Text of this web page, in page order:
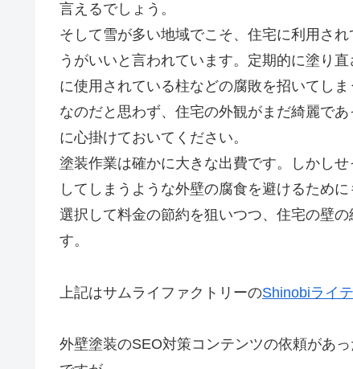
言えるでしょう。
そして雪が多い地域でこそ、住宅に利用さ
うがいいと言われています。定期的に塗り
に使用されている柱などの腐敗を招いてし
なのだと思わず、住宅の外観がまだ綺麗で
に心掛けておいてください。
塗装作業は確かに大きな出費です。しかし
してしまうような外壁の腐食を避けるため
選択して料金の節約を狙いつつ、住宅の壁
す。
上記はサムライファクトリーのShinobiライ
外壁塗装のSEO対策コンテンツの依頼があ